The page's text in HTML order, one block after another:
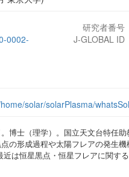
研究者番号
0002-
J-GLOBAL ID
solar/solarPlasma/
博士（理学）。国立天文台特任
の形成過程や太陽フレアの発生
は恒星黒点・恒星フレアに関す